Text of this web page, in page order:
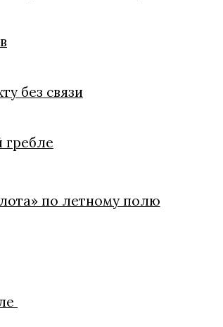
без связи
гребле
по летному полю